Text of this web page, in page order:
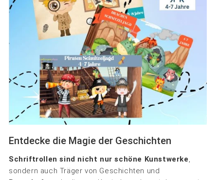
Entdecke die Magie der Geschichten
Schriftrollen sind nicht nur schöne Kunstwerke,
sondern auch Träger von Geschichten und